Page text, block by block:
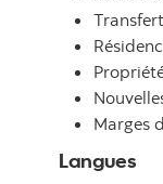
Marges
Langues